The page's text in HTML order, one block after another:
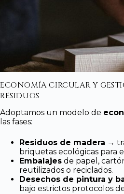
ECONOMÍA CIRCULAR Y
RESIDUOS
Adoptamos un modelo de
las fases:
Residuos de madera →
briquetas ecológicas para
Embalajes de papel,
reutilizados o reciclados.
Desechos de pintura y
bajo estrictos protocolos